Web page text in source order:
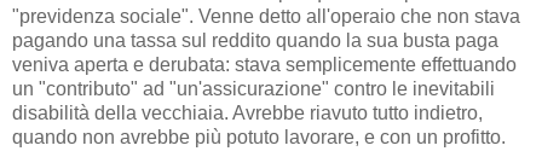
"previdenza sociale". Venne detto all'operaio che non stava
pagando una tassa sul reddito quando la sua busta paga
veniva aperta e derubata: stava semplicemente effettuando
un "contributo" ad "un'assicurazione" contro le inevitabili
disabilità della vecchiaia. Avrebbe riavuto tutto indietro,
quando non avrebbe più potuto lavorare, e con un profitto.